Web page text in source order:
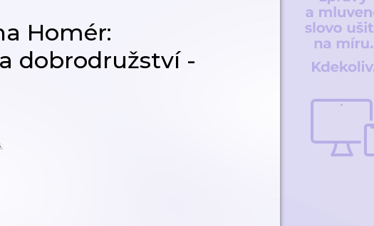
Homér:
dobrodružství -